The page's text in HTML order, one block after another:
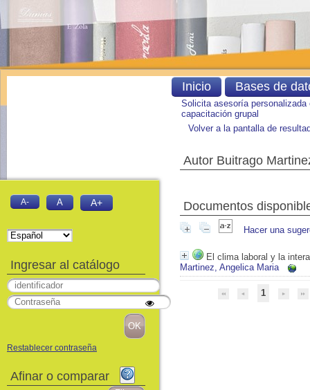
Solicita asesoría personalizada
capacitación grupal
Volver a la pantalla de
Autor Buitrago
Documentos
Hacer una
El clima laboral y la
Martinez, Angelica Maria
1
Inicio Bases de
A- A A+
Ingresar al catálogo
Restablecer contraseña
Afinar o comparar